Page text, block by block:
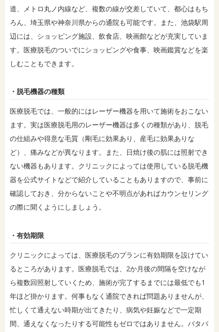
道、メトロ丸ノ内線など、複数の線が交差していて、都心はもち
ろん、埼玉県や神奈川県からの通院も可能です。また、池袋駅周
辺には、ショッピング施設、飲食店、映画館などが充実していま
す。医療脱毛のついでにショッピングや食事、映画鑑賞などを楽
しむこともできます。
・脱毛機器の種類
医療脱毛では、一般的にはレーザー機器を用いて施術をおこない
ます。実は医療脱毛用のレーザー機器は多くの種類があり、脱毛
の仕組みや得意な毛質（剛毛に効果あり、産毛に効果ありな
ど）、痛みなどが異なります。また、日焼け後の肌には照射でき
ない機器もあります。クリニックによっては使用している脱毛機
器を公式サイトなどで紹介していることもありますので、事前に
確認しておき、分からないことや不明点があればカウンセリング
の際に聞くようにしましょう。
・有効期限
クリニックによっては、医療脱毛のプランに有効期限を設けてい
るところがあります。医療脱毛では、2か月後の間隔を空けなが
ら複数回照射していくため、施術が完了するまでには最低でも1
年ほど掛かります。何事もなく通院できれば問題ありませんが、
忙しくて通えない時期が出てきたり、病気や妊娠などで一定期
間、通えなくなったりする可能性もゼロではありません。バタバ